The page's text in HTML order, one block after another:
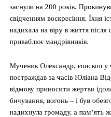
заснули на 200 років.
свідченням воскресіння. Їхня
надихала на віру в життя після
приваблює мандрівників.
Мученик Олександр, єпископ у
постраждав за часів Юліана
відмову приносити жертви
бичування, вогонь – і був
надихнула громаду, а пам’ять